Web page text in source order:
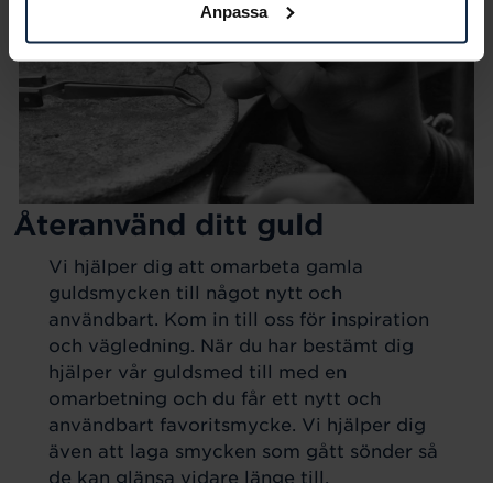
Anpassa
Återanvänd ditt guld
Vi hjälper dig att omarbeta gamla
guldsmycken till något nytt och
användbart. Kom in till oss för inspiration
och vägledning. När du har bestämt dig
hjälper vår guldsmed till med en
omarbetning och du får ett nytt och
användbart favoritsmycke. Vi hjälper dig
även att laga smycken som gått sönder så
de kan glänsa vidare länge till.